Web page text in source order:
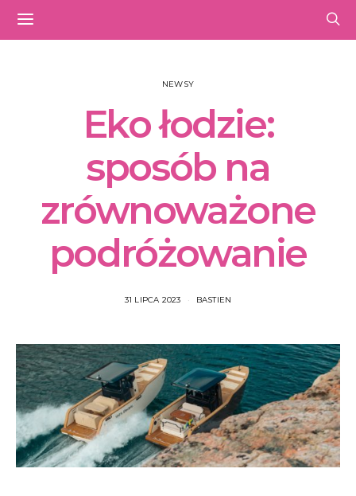
NEWSY
Eko łodzie:
sposób na
zrównoważone
podróżowanie
31 LIPCA 2023 BASTIEN